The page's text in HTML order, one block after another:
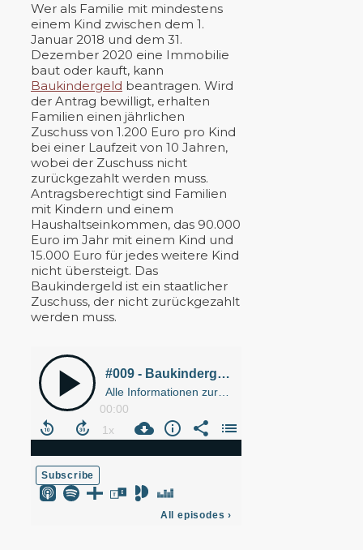
Wer als Familie mit mindestens
einem Kind zwischen dem 1.
Januar 2018 und dem 31.
Dezember 2020 eine Immobilie
baut oder kauft, kann
Baukindergeld beantragen. Wird
der Antrag bewilligt, erhalten
Familien einen jährlichen
Zuschuss von 1.200 Euro pro Kind
bei einer Laufzeit von 10 Jahren,
wobei der Zuschuss nicht
zurückgezahlt werden muss.
Antragsberechtigt sind Familien
mit Kindern und einem
Haushaltseinkommen, das 90.000
Euro im Jahr mit einem Kind und
15.000 Euro für jedes weitere Kind
nicht übersteigt. Das
Baukindergeld ist ein staatlicher
Zuschuss, der nicht zurückgezahlt
werden muss.